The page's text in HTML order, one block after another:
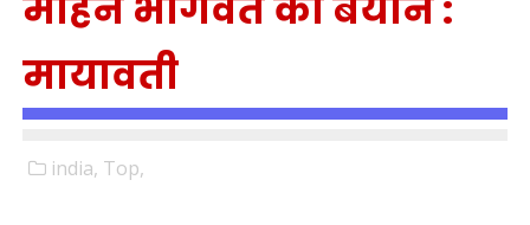
मायावती
india, Top,